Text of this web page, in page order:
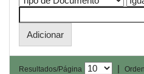
Resultados/Página |